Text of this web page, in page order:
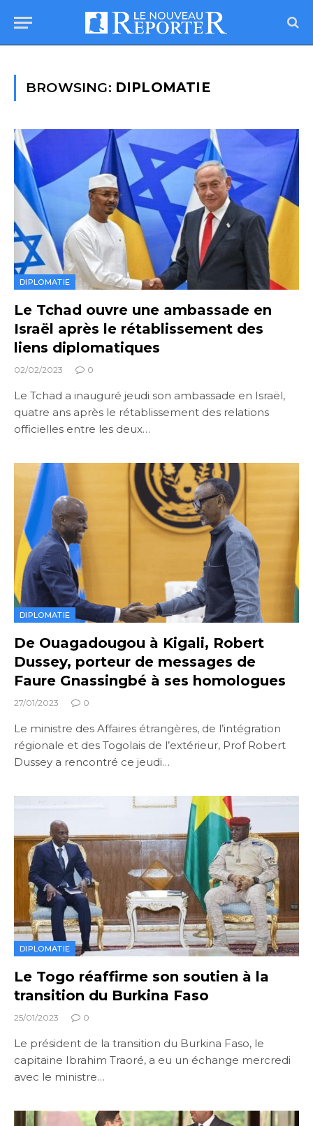
BROWSING: DIPLOMATIE
DIPLOMATIE
Le Tchad ouvre une ambassade en
Israël après le rétablissement des
liens diplomatiques
02/02/2023 0
Le Tchad a inauguré jeudi son ambassade en Israël,
quatre ans après le rétablissement des relations
officielles entre les deux…
DIPLOMATIE
De Ouagadougou à Kigali, Robert
Dussey, porteur de messages de
Faure Gnassingbé à ses homologues
27/01/2023 0
Le ministre des Affaires étrangères, de l’intégration
régionale et des Togolais de l’extérieur, Prof Robert
Dussey a rencontré ce jeudi…
DIPLOMATIE
Le Togo réaffirme son soutien à la
transition du Burkina Faso
25/01/2023 0
Le président de la transition du Burkina Faso, le
capitaine Ibrahim Traoré, a eu un échange mercredi
avec le ministre…